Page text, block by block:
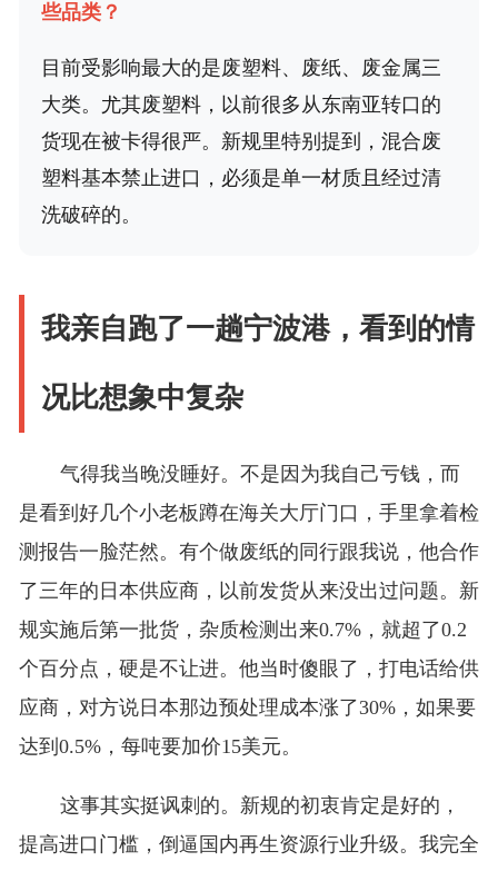
些品类？
目前受影响最大的是废塑料、废纸、废金属三
大类。尤其废塑料，以前很多从东南亚转口的
货现在被卡得很严。新规里特别提到，混合废
塑料基本禁止进口，必须是单一材质且经过清
洗破碎的。
我亲自跑了一趟宁波港，看到的情
况比想象中复杂
气得我当晚没睡好。不是因为我自己亏钱，而
是看到好几个小老板蹲在海关大厅门口，手里拿着检
测报告一脸茫然。有个做废纸的同行跟我说，他合作
了三年的日本供应商，以前发货从来没出过问题。新
规实施后第一批货，杂质检测出来0.7%，就超了0.2
个百分点，硬是不让进。他当时傻眼了，打电话给供
应商，对方说日本那边预处理成本涨了30%，如果要
达到0.5%，每吨要加价15美元。
这事其实挺讽刺的。新规的初衷肯定是好的，
提高进口门槛，倒逼国内再生资源行业升级。我完全